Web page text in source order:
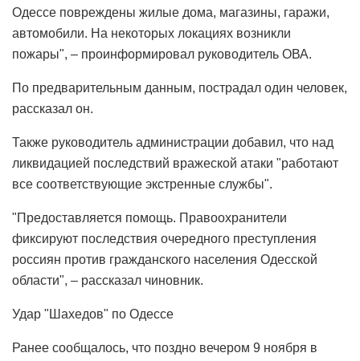
Одессе повреждены жилые дома, магазины, гаражи,
автомобили. На некоторых локациях возникли
пожары", – проинформировал руководитель ОВА.
По предварительным данным, пострадал один человек,
рассказал он.
Также руководитель администрации добавил, что над
ликвидацией последствий вражеской атаки "работают
все соответствующие экстренные службы".
"Предоставляется помощь. Правоохранители
фиксируют последствия очередного преступления
россиян против гражданского населения Одесской
области", – рассказал чиновник.
Удар "Шахедов" по Одессе
Ранее сообщалось, что поздно вечером 9 ноября в